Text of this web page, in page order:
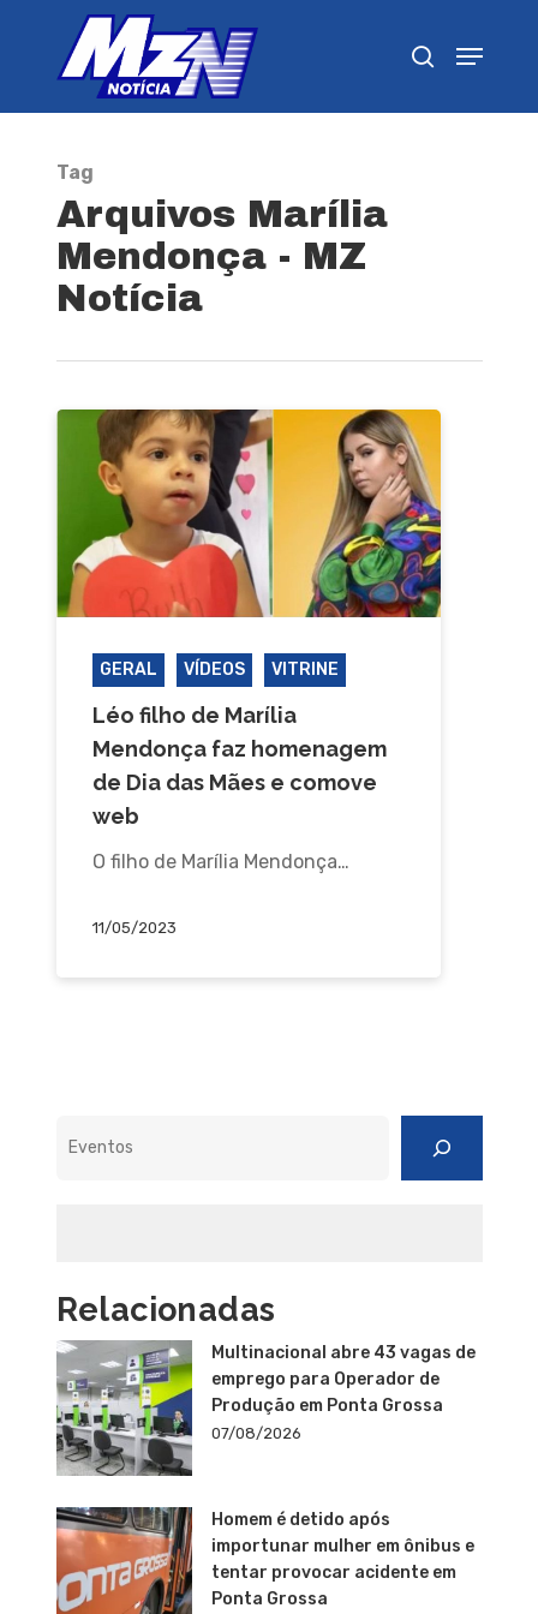
Tag
Arquivos Marília
Mendonça - MZ
Notícia
GERAL VÍDEOS VITRINE
Léo filho de Marília
Mendonça faz homenagem
de Dia das Mães e comove
web
O filho de Marília Mendonça…
11/05/2023
Relacionadas
Multinacional abre 43 vagas de
emprego para Operador de
Produção em Ponta Grossa
07/08/2026
Homem é detido após
importunar mulher em ônibus e
tentar provocar acidente em
Ponta Grossa